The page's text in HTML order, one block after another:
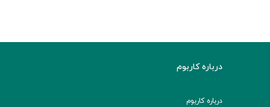
درباره کاربوم
درباره کاربوم